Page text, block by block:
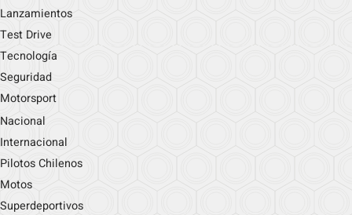
Lanzamientos
Test Drive
Tecnología
Seguridad
Motorsport
Nacional
Internacional
Pilotos Chilenos
Motos
Superdeportivos